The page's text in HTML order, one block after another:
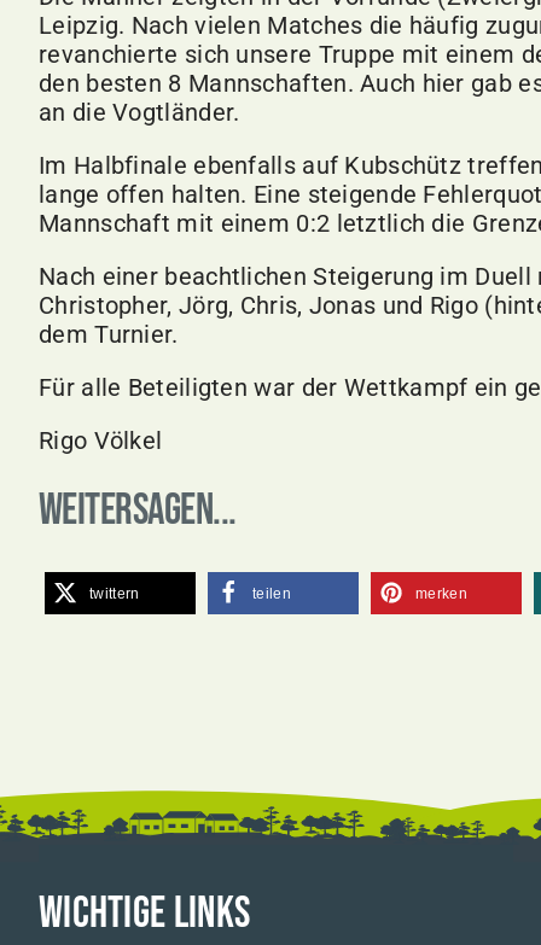
Leipzig. Nach vielen Matches die häufig
revanchierte sich unsere Truppe mit einem
den besten 8 Mannschaften. Auch hier gab
an die Vogtländer.
Im Halbfinale ebenfalls auf Kubschütz
lange offen halten. Eine steigende
Mannschaft mit einem 0:2 letztlich die
Nach einer beachtlichen Steigerung im
Christopher, Jörg, Chris, Jonas und Rigo
dem Turnier.
Für alle Beteiligten war der Wettkampf ein
Rigo Völkel
Weitersagen...
twittern teilen merken
WICHTIGE LINKS